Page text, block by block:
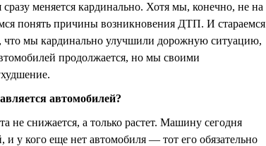
меняется кардинально. Хотя мы, конечно, не на
понять причины возникновения ДТП. И стараемся
что мы кардинально улучшили дорожную ситуацию,
продолжается, но мы своими
автомобилей?
не снижается, а только растет. Машину сегодня
у кого еще нет автомобиля — тот его обязательно